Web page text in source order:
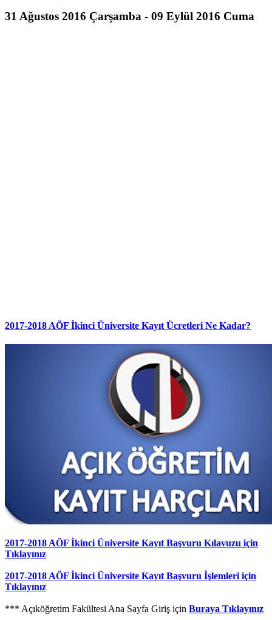
31 Ağustos 2016 Çarşamba - 09 Eylül 2016 Cuma
2017-2018 AÖF İkinci Üniversite Kayıt Ücretleri Ne Kadar?
2017-2018 AÖF İkinci Üniversite Kayıt Başvuru Kılavuzu için
Tıklayınız
2017-2018 AÖF İkinci Üniversite Kayıt Başvuru İşlemleri için
Tıklayınız
*** Açıköğretim Fakültesi Ana Sayfa Giriş için Buraya Tıklayınız